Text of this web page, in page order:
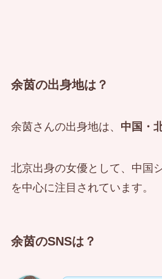
余茵の出身地は？
余茵さんの出身地は、 中国・
北京出身の女優として、中国
を中心に注目されています。
余茵のSNSは？